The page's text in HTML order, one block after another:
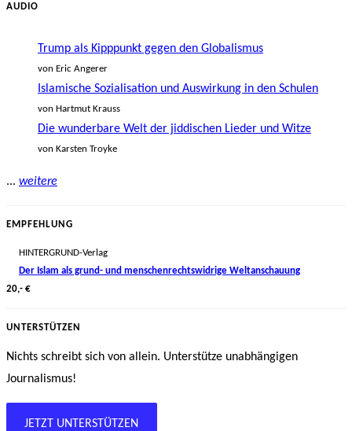
AUDIO
Trump als Kipppunkt gegen den Globalismus
von Eric Angerer
Islamische Sozialisation und Auswirkung in den Schulen
von Hartmut Krauss
Die wunderbare Welt der jiddischen Lieder und Witze
von Karsten Troyke
... weitere
EMPFEHLUNG
HINTERGRUND-Verlag
Der Islam als grund- und menschenrechtswidrige Weltanschauung
20,- €
UNTERSTÜTZEN
Nichts schreibt sich von allein. Unterstütze unabhängigen
Journalismus!
JETZT UNTERSTÜTZEN